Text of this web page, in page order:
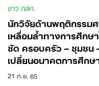
ข่าว กสศ.
นักวิจัยด้านพฤติกรรม
เหลื่อมล้ำทางการศึก
ชัด ครอบครัว – ชุมชน
เปลี่ยนอนาคตการศึกษ
21 ก.ย. 65